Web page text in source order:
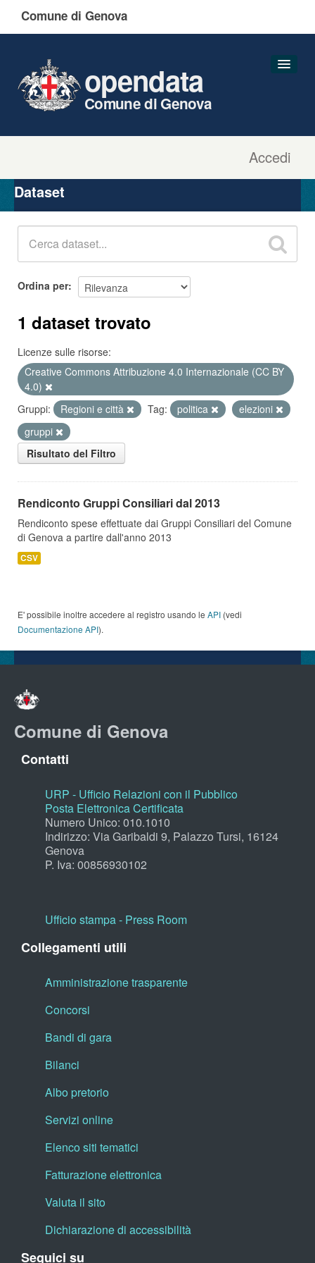
Comune di Genova
Accedi
opendata
Comune di Genova
Organizzazioni
Gruppi
Dataset
Ordina per
1 dataset trovato
Licenze sulle risorse:
Creative Commons Attribuzione 4.0 Internazionale (CC BY
4.0)
Gruppi:
Regioni e città Tag: politica
elezioni
gruppi
Risultato del Filtro
Rendiconto Gruppi Consiliari dal 2013
Rendiconto spese effettuate dai Gruppi Consiliari del Comune
di Genova a partire dall'anno 2013
CSV
E' possibile inoltre accedere al registro usando le API (vedi
Documentazione API).
Comune di Genova
Contatti
URP - Ufficio Relazioni con il Pubblico
Posta Elettronica Certificata
Numero Unico: 010.1010
Indirizzo: Via Garibaldi 9, Palazzo Tursi, 16124
Genova
P. Iva: 00856930102
Ufficio stampa - Press Room
Collegamenti utili
Amministrazione trasparente
Concorsi
Bandi di gara
Bilanci
Albo pretorio
Servizi online
Elenco siti tematici
Fatturazione elettronica
Valuta il sito
Dichiarazione di accessibilità
Seguici su